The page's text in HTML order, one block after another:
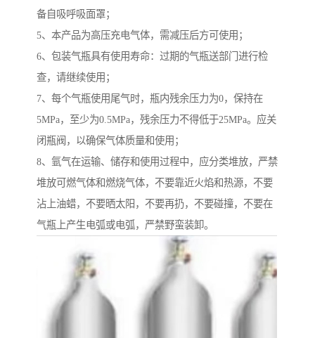
备自吸呼吸面罩；
5、本产品为高压充电气体，需减压后方可使用；
6、包装气瓶具有使用寿命：过期的气瓶送部门进行检
查，请继续使用；
7、每个气瓶使用尾气时，瓶内残余压力为0，保持在
5MPa，至少为0.5MPa，残余压力不得低于25MPa。应关
闭瓶阀，以确保气体质量和使用；
8、氩气在运输、储存和使用过程中，应分类堆放，严禁
堆放可燃气体和燃烧气体，不要靠近火焰和热源，不要
沾上油蜡，不要晒太阳，不要再扔，不要碰撞，不要在
气瓶上产生电弧或电弧，严禁野蛮装卸。